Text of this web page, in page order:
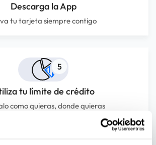
Descarga la App
tu tarjeta siempre contigo
5
tu límite de crédito
como quieras, donde quieras